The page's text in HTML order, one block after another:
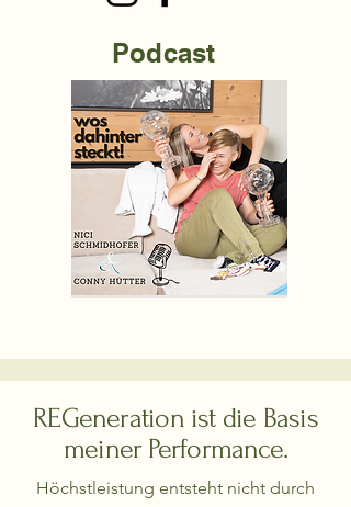
Podcast
REGeneration ist die Basis
meiner Performance.
Höchstleistung entsteht nicht durch